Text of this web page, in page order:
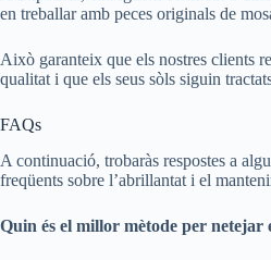
en treballar amb peces originals de
Això garanteix que els nostres clients
qualitat i que els seus sòls siguin
FAQs
A continuació, trobaràs respostes a
freqüents sobre l’abrillantat i el
Quin és el millor mètode per netejar